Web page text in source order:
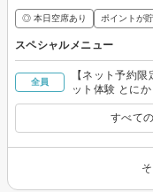
◎ 本日空席あり ポイントが
スペシャルメニュー
全員
【ネット予約
ット体験 とに
繰り返す方
すべて